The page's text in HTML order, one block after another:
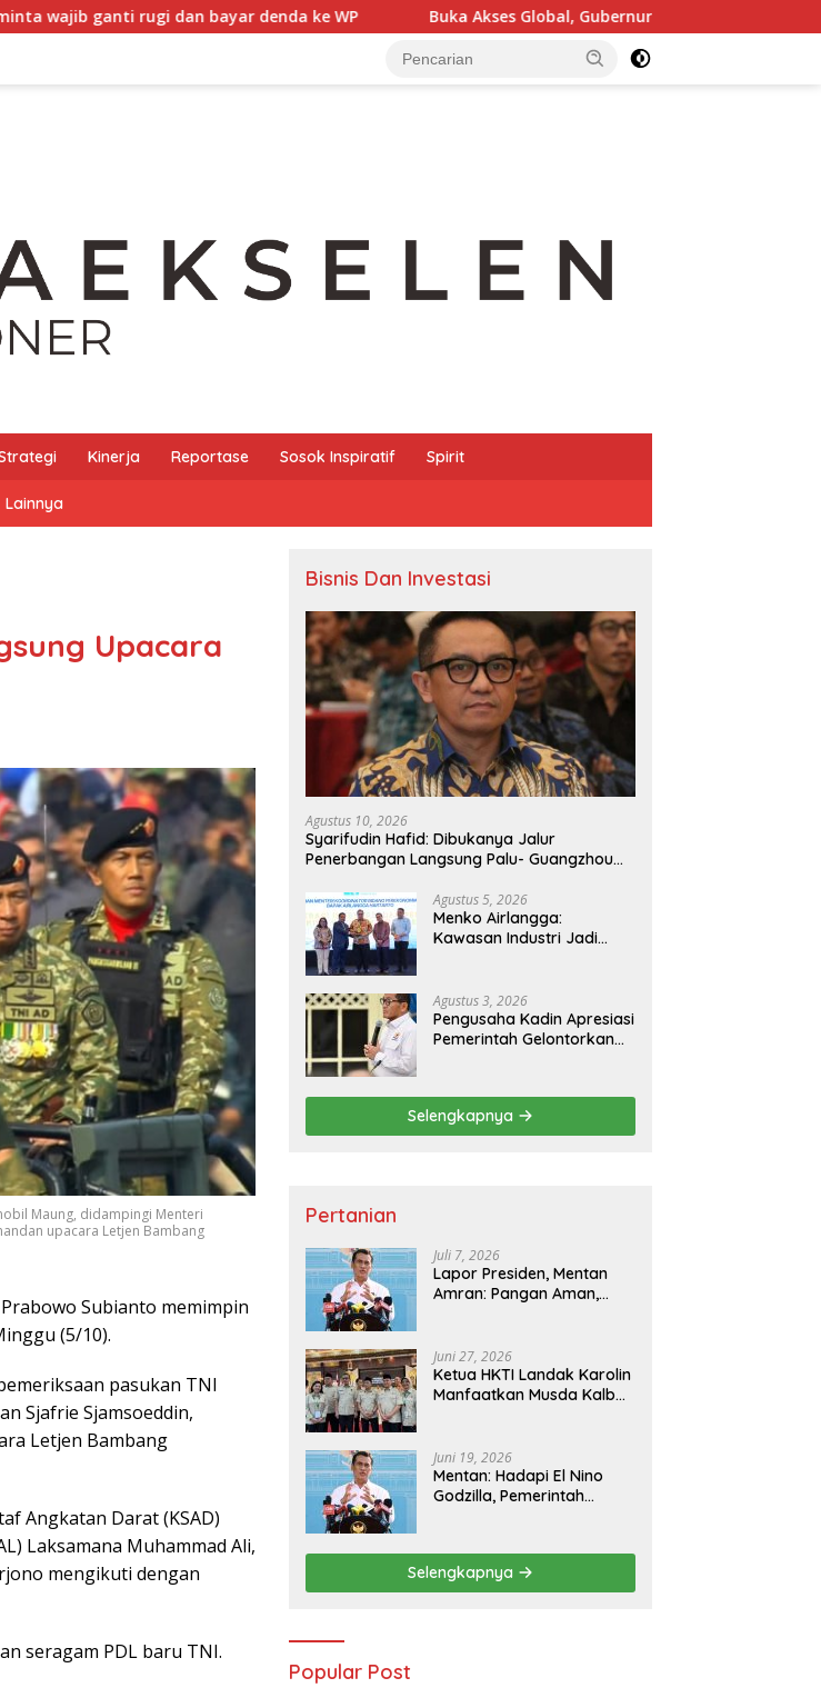
bayar denda ke WP Buka Akses Global, Gubernur Anwar Hafid Resmikan Penerbangan
Kinerja Reportase Sosok Inspiratif Spirit
Lainnya
Upacara
Maung, didampingi Menteri
upacara Letjen Bambang
Prabowo Subianto memimpin
(5/10).
pasukan TNI
Sjafrie Sjamsoeddin,
Letjen Bambang
Angkatan Darat (KSAD)
Laksamana Muhammad Ali,
mengikuti dengan
seragam PDL baru TNI.
Bisnis Dan Investasi
Agustus 10, 2026
Syarifudin Hafid: Dibukanya Jalur
Penerbangan Langsung Palu- Guangzhou
Terbuka
Agustus 5, 2026
Menko Airlangga:
Kawasan Industri Jadi
Nasional
Agustus 3, 2026
Pengusaha Kadin Apresiasi
Pemerintah Gelontorkan
Selengkapnya
Pertanian
Juli 7, 2026
Lapor Presiden, Mentan
Amran: Pangan Aman,
Juni 27, 2026
Ketua HKTI Landak Karolin
Manfaatkan Musda Kalbar
Juni 19, 2026
Mentan: Hadapi El Nino
Godzilla, Pemerintah
Infrastruktur Pertanian
Nasional
Selengkapnya
Popular Post